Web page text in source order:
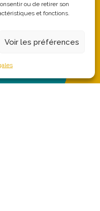
ou de retirer son
et fonctions.
Voir les préférences